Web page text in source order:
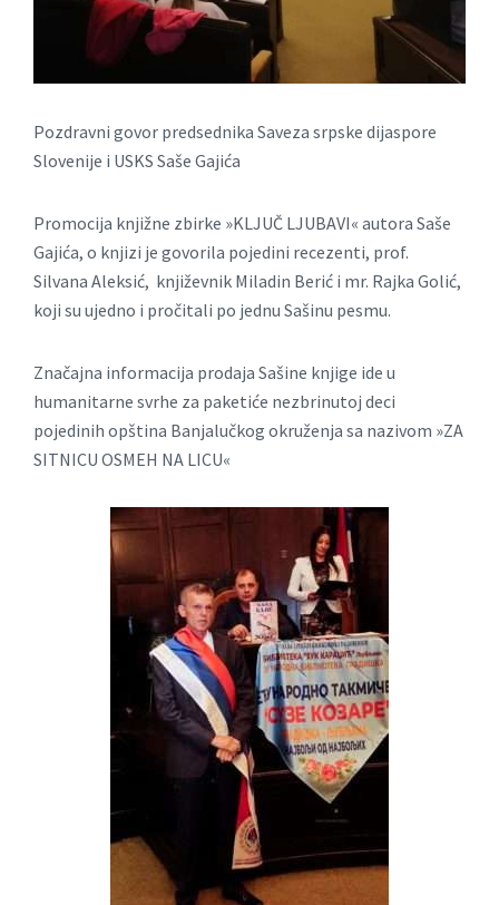
Pozdravni govor predsednika Saveza srpske dijaspore
Slovenije i USKS Saše Gajića
Promocija knjižne zbirke »KLJUČ LJUBAVI« autora Saše
Gajića, o knjizi je govorila pojedini recezenti, prof.
Silvana Aleksić, književnik Miladin Berić i mr. Rajka Golić,
koji su ujedno i pročitali po jednu Sašinu pesmu.
Značajna informacija prodaja Sašine knjige ide u
humanitarne svrhe za paketiće nezbrinutoj deci
pojedinih opština Banjalučkog okruženja sa nazivom »ZA
SITNICU OSMEH NA LICU«